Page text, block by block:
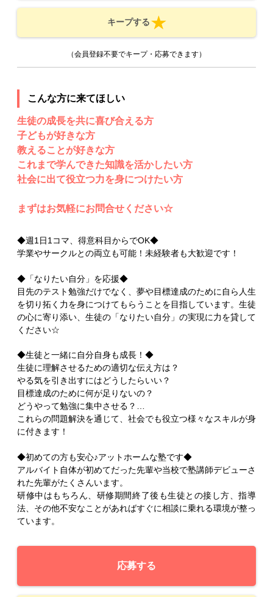
キープする
（会員登録不要でキープ・応募できます）
こんな方に来てほしい
生徒の成長を共に喜び合える方
子どもが好きな方
教えることが好きな方
これまで学んできた知識を活かしたい方
社会に出て役立つ力を身につけたい方
まずはお気軽にお問合せください☆
◆週1日1コマ、得意科目からでOK◆
学業やサークルとの両立も可能！未経験者も大歓迎です！
◆「なりたい自分」を応援◆
目先のテスト勉強だけでなく、夢や目標達成のために自ら人生
を切り拓く力を身につけてもらうことを目指しています。生徒
の心に寄り添い、生徒の「なりたい自分」の実現に力を貸して
ください☆
◆生徒と一緒に自分自身も成長！◆
生徒に理解させるための適切な伝え方は？
やる気を引き出すにはどうしたらいい？
目標達成のために何が足りないの？
どうやって勉強に集中させる？…
これらの問題解決を通じて、社会でも役立つ様々なスキルが身
に付きます！
◆初めての方も安心♪アットホームな塾です◆
アルバイト自体が初めてだった先輩や当校で塾講師デビューさ
れた先輩がたくさんいます。
研修中はもちろん、研修期間終了後も生徒との接し方、指導
法、その他不安なことがあればすぐに相談に乗れる環境が整っ
ています。
応募する